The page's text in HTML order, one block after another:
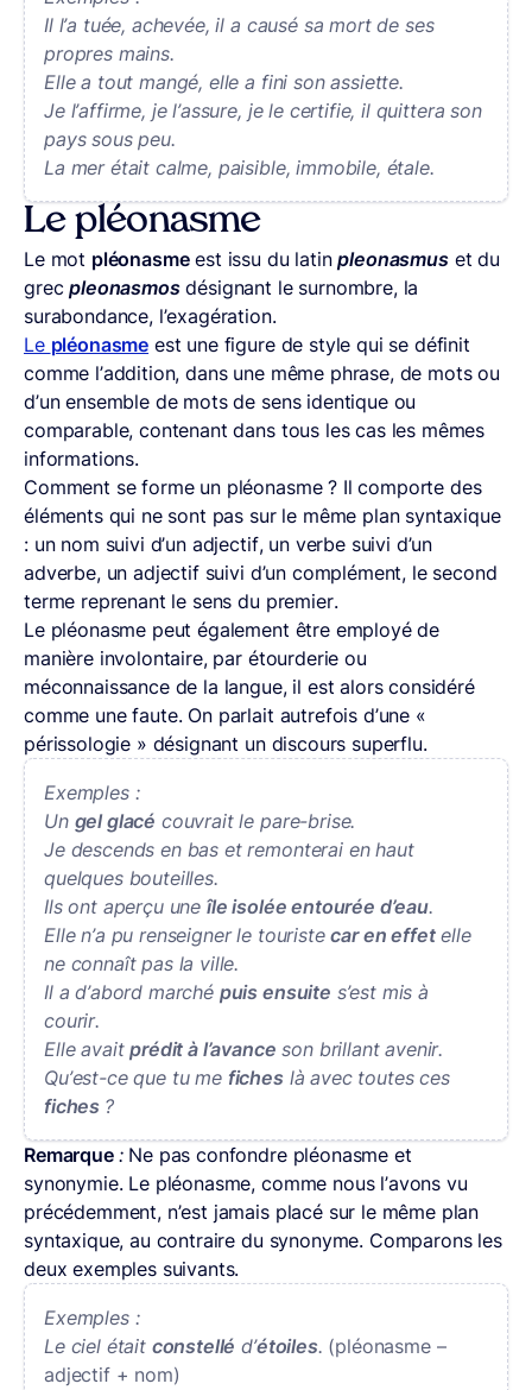
Il l’a tuée, achevée, il a causé sa mort de ses
propres mains.
Elle a tout mangé, elle a fini son assiette.
Je l’affirme, je l’assure, je le certifie, il quittera son
pays sous peu.
La mer était calme, paisible, immobile, étale.
Le pléonasme
Le mot pléonasmeest issu du latinpleonasmuset du
grecpleonasmosdésignant le surnombre, la
surabondance, l’exagération.
Le pléonasme est une figure de style qui se définit
comme l’addition, dans une même phrase, de mots ou
d’un ensemble de mots de sens identique ou
comparable, contenant dans tous les cas les mêmes
informations.
Comment se forme un pléonasme ? Il comporte des
éléments qui ne sont pas sur le même plan syntaxique
: un nom suivi d’un adjectif, un verbe suivi d’un
adverbe, un adjectif suivi d’un complément, le second
terme reprenant le sens du premier.
Le pléonasme peut également être employé de
manière involontaire, par étourderie ou
méconnaissance de la langue, il est alors considéré
comme une faute. On parlait autrefois d’une «
périssologie » désignant un discours superflu.
Exemples :
Un gel glacé couvrait le pare-brise.
Je descends en bas et remonterai en haut
quelques bouteilles.
Ils ont aperçu une île isolée entourée d’eau.
Elle n’a pu renseigner le touristecar en effetelle
ne connaît pas la ville.
Il a d’abord marché puis ensuite s’est mis à
courir.
Elle avaitprédit à l’avance son brillant avenir.
Qu’est-ce que tu me fiches là avec toutes ces
fiches ?
Remarque :Ne pas confondre pléonasme et
synonymie. Le pléonasme, comme nous l’avons vu
précédemment, n’est jamais placé sur le même plan
syntaxique, au contraire du synonyme. Comparons les
deux exemples suivants.
Exemples :
Le ciel était constellé d’étoiles. (pléonasme –
adjectif + nom)